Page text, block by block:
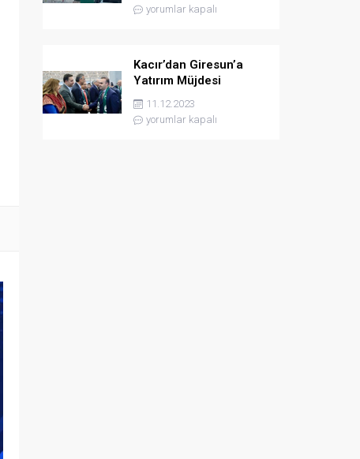
yorumlar kapalı
Kacır’dan Giresun’a
Yatırım Müjdesi
11.12.2023
yorumlar kapalı